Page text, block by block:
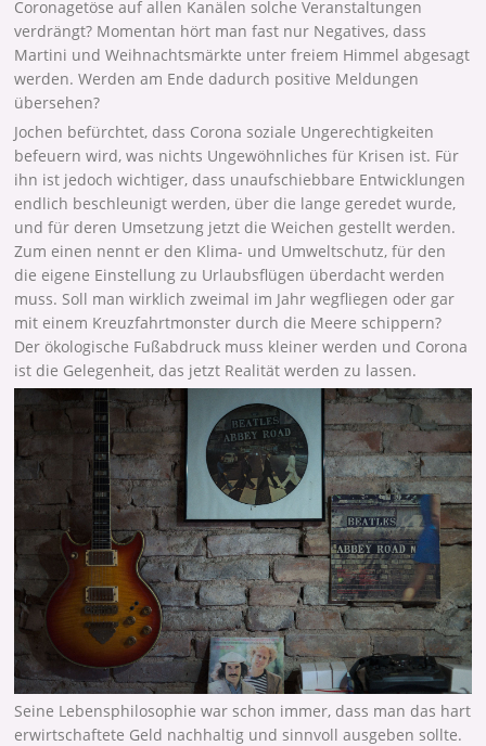
Coronagetöse auf allen Kanälen solche Veranstaltungen
verdrängt? Momentan hört man fast nur Negatives, dass
Martini und Weihnachtsmärkte unter freiem Himmel abgesagt
werden. Werden am Ende dadurch positive Meldungen
übersehen?
Jochen befürchtet, dass Corona soziale Ungerechtigkeiten
befeuern wird, was nichts Ungewöhnliches für Krisen ist. Für
ihn ist jedoch wichtiger, dass unaufschiebbare Entwicklungen
endlich beschleunigt werden, über die lange geredet wurde,
und für deren Umsetzung jetzt die Weichen gestellt werden.
Zum einen nennt er den Klima- und Umweltschutz, für den
die eigene Einstellung zu Urlaubsflügen überdacht werden
muss. Soll man wirklich zweimal im Jahr wegfliegen oder gar
mit einem Kreuzfahrtmonster durch die Meere schippern?
Der ökologische Fußabdruck muss kleiner werden und Corona
ist die Gelegenheit, das jetzt Realität werden zu lassen.
Seine Lebensphilosophie war schon immer, dass man das hart
erwirtschaftete Geld nachhaltig und sinnvoll ausgeben sollte.